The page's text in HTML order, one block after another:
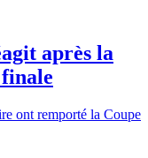
après la
ont remporté la Coupe